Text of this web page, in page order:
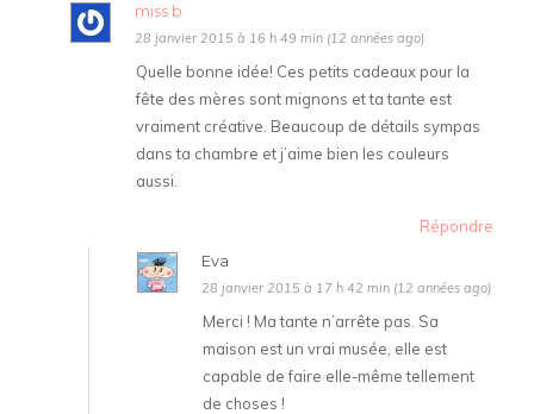
miss b
28 janvier 2015 à 16 h 49 min (12 années ago)
Quelle bonne idée! Ces petits cadeaux pour la
fête des mères sont mignons et ta tante est
vraiment créative. Beaucoup de détails sympas
dans ta chambre et j’aime bien les couleurs
aussi.
Répondre
Eva
28 janvier 2015 à 17 h 42 min (12 années ago)
Merci ! Ma tante n’arrête pas. Sa
maison est un vrai musée, elle est
capable de faire elle-même tellement
de choses !